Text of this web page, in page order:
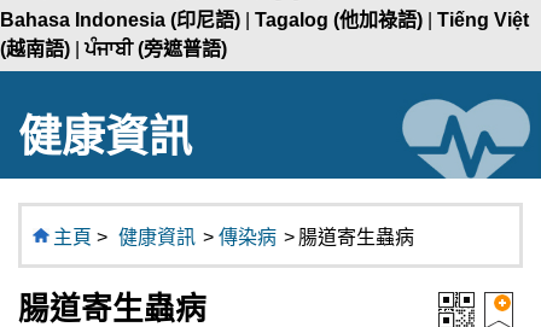
Bahasa Indonesia (印尼語)
Tagalog (他加祿語)
Tiếng Việt
(越南語) |ਪੰਜਾਬੀ (旁遮普語)
健康資訊
主頁 > 健康資訊 > 傳染病 > 腸道寄生蟲病
腸道寄生蟲病